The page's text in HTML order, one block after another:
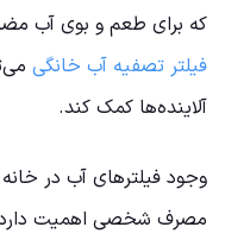
که برای طعم و بوی آب
فیلتر تصفیه آب خانگی
آلاینده‌ها کمک کند.
وجود فیلترهای آب در
مصرف شخصی اهمیت دارد،